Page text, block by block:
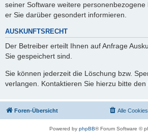
seiner Software weitere
er Sie darüber gesondert informieren.
AUSKUNFTSRECHT
Der Betreiber erteilt Ihnen auf Anfrage
Sie gespeichert sind.
Sie können jederzeit die Löschung bzw.
verlangen. Kontaktieren Sie hierzu bitte den
Foren-Übersicht Alle
Powered by phpBB® Forum Software ©